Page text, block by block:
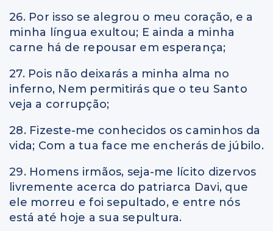
26. Por isso se alegrou o meu coração, e a
minha língua exultou; E ainda a minha
carne há de repousar em esperança;
27. Pois não deixarás a minha alma no
inferno, Nem permitirás que o teu Santo
veja a corrupção;
28. Fizeste-me conhecidos os caminhos da
vida; Com a tua face me encherás de júbilo.
29. Homens irmãos, seja-me lícito dizervos
livremente acerca do patriarca Davi, que
ele morreu e foi sepultado, e entre nós
está até hoje a sua sepultura.